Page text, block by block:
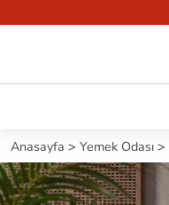
Anasayfa > Yemek Odası >